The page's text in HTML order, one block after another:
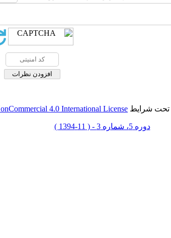
تحت شرایط 4.0 International License
دوره 5، شماره 3 - ( 11-1394 )